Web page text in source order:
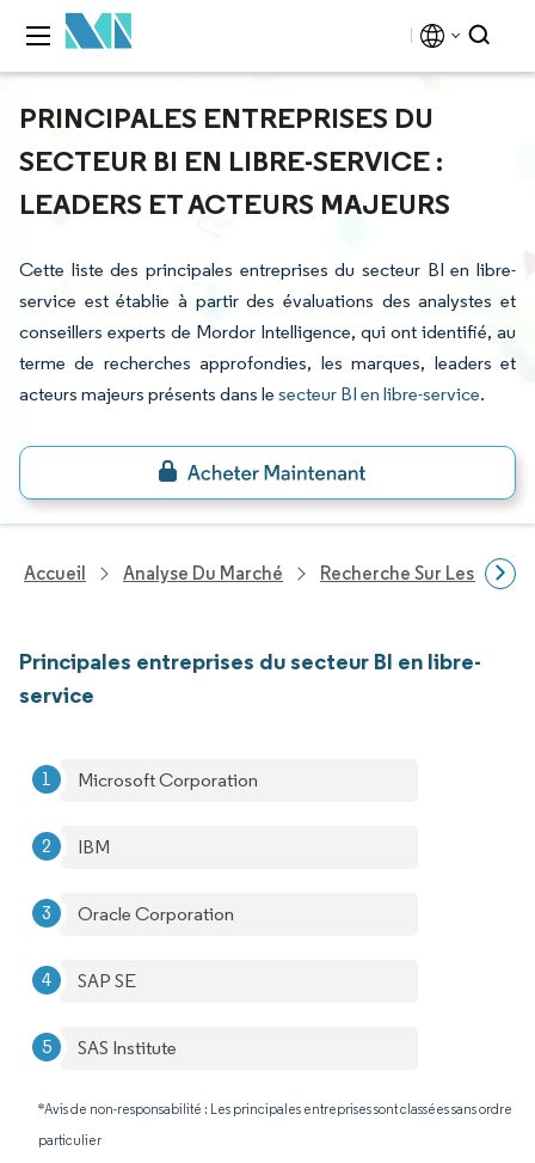
PRINCIPALES ENTREPRISES DU
SECTEUR BI EN LIBRE-SERVICE :
LEADERS ET ACTEURS MAJEURS
Cette liste des principales entreprises du secteur BI en libre-
service est établie à partir des évaluations des analystes et
conseillers experts de Mordor Intelligence, qui ont identifié, au
terme de recherches approfondies, les marques, leaders et
acteurs majeurs présents dans le secteur BI en libre-service.
Accueil Analyse Du Marché Recherche Sur Les
Principales entreprises du secteur BI en libre-
service
Microsoft Corporation
IBM
Oracle Corporation
SAP SE
SAS Institute
*Avis de non-responsabilité : Les principales entreprises sont classées sans ordre
particulier